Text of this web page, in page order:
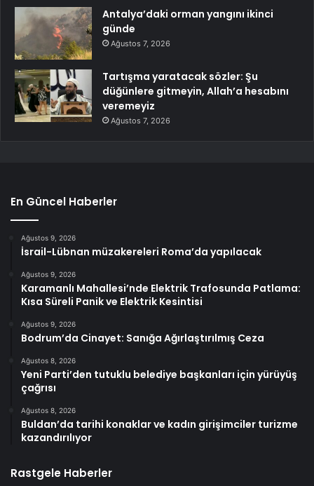
Antalya’daki orman yangını ikinci
günde
Ağustos 7, 2026
Tartışma yaratacak sözler: Şu
düğünlere gitmeyin, Allah’a hesabını
veremeyiz
Ağustos 7, 2026
En Güncel Haberler
Ağustos 9, 2026
İsrail-Lübnan müzakereleri Roma’da yapılacak
Ağustos 9, 2026
Karamanlı Mahallesi’nde Elektrik Trafosunda Patlama:
Kısa Süreli Panik ve Elektrik Kesintisi
Ağustos 9, 2026
Bodrum’da Cinayet: Sanığa Ağırlaştırılmış Ceza
Ağustos 8, 2026
Yeni Parti’den tutuklu belediye başkanları için yürüyüş
çağrısı
Ağustos 8, 2026
Buldan’da tarihi konaklar ve kadın girişimciler turizme
kazandırılıyor
Rastgele Haberler